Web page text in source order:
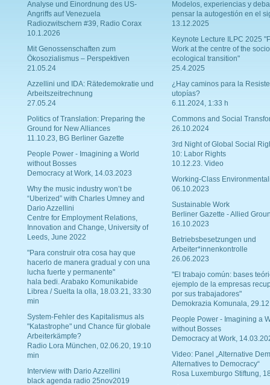
Analyse und Einordnung des US-
Angriffs auf Venezuela
Radiozwitschern #39, Radio Corax
10.1.2026
Mit Genossenschaften zum
Ökosozialismus – Perspektiven
21.05.24
Azzellini und IDA: Rätedemokratie und
Arbeitszeitrechnung
27.05.24
Politics of Translation: Preparing the
Ground for New Alliances
11.10.23, BG Berliner Gazette
People Power - Imagining a World
without Bosses
Democracy at Work, 14.03.2023
Why the music industry won’t be
“Uberized” with Charles Umney and
Dario Azzellini
Centre for Employment Relations,
Innovation and Change, University of
Leeds, June 2022
"Para construir otra cosa hay que
hacerlo de manera gradual y con una
lucha fuerte y permanente"
hala bedi. Arabako Komunikabide
Librea / Suelta la olla, 18.03.21, 33:30
min
System-Fehler des Kapitalismus als
"Katastrophe" und Chance für globale
Arbeiterkämpfe?
Radio Lora München, 02.06.20, 19:10
min
Interview with Dario Azzellini
black agenda radio 25nov2019
Modelos, experiencias y
pensar la autogestión en el
13.12.2025
Keynote Lecture ILPC 2025
Work at the centre of the
ecological transition"
25.4.2025
¿Hay caminos para la
utopías?
6.11.2024, 1:33 h
Commons and Social
26.10.2024
3rd Night of Global Social
10: Labor Rights
10.12.23. Video
Working-Class
06.10.2023
Sustainable Work
Berliner Gazette - Allied
16.10.2023
Betriebsbesetzungen und
Arbeiter*innenkontrolle
26.06.2023
"El trabajo común: bases
ejemplo de la empresas
por sus trabajadores"
Demokrazia Komunala,
People Power - Imagining a
without Bosses
Democracy at Work,
Video: Panel „Alternative
Alternatives to Democracy“
Rosa Luxemburgo Stiftung,